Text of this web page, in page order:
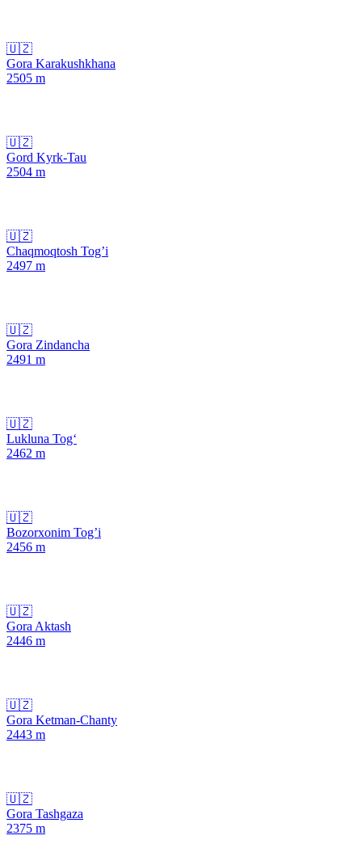
🇺🇿
Gora Karakushkhana
2505 m
🇺🇿
Gord Kyrk-Tau
2504 m
🇺🇿
Chaqmoqtosh Tog’i
2497 m
🇺🇿
Gora Zindancha
2491 m
🇺🇿
Lukluna Tog‘
2462 m
🇺🇿
Bozorxonim Tog’i
2456 m
🇺🇿
Gora Aktash
2446 m
🇺🇿
Gora Ketman-Chanty
2443 m
🇺🇿
Gora Tashgaza
2375 m